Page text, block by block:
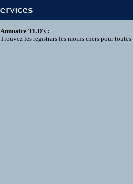
Annuaire TLD's :
Trouvez les registrars les moins chers pour